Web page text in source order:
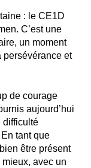
: le CE1D
C’est une
un moment
persévérance et
de courage
aujourd’hui
difficulté
tant que
être présent
avec un